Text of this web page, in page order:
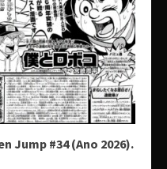
Jump #34 (Ano 2026).